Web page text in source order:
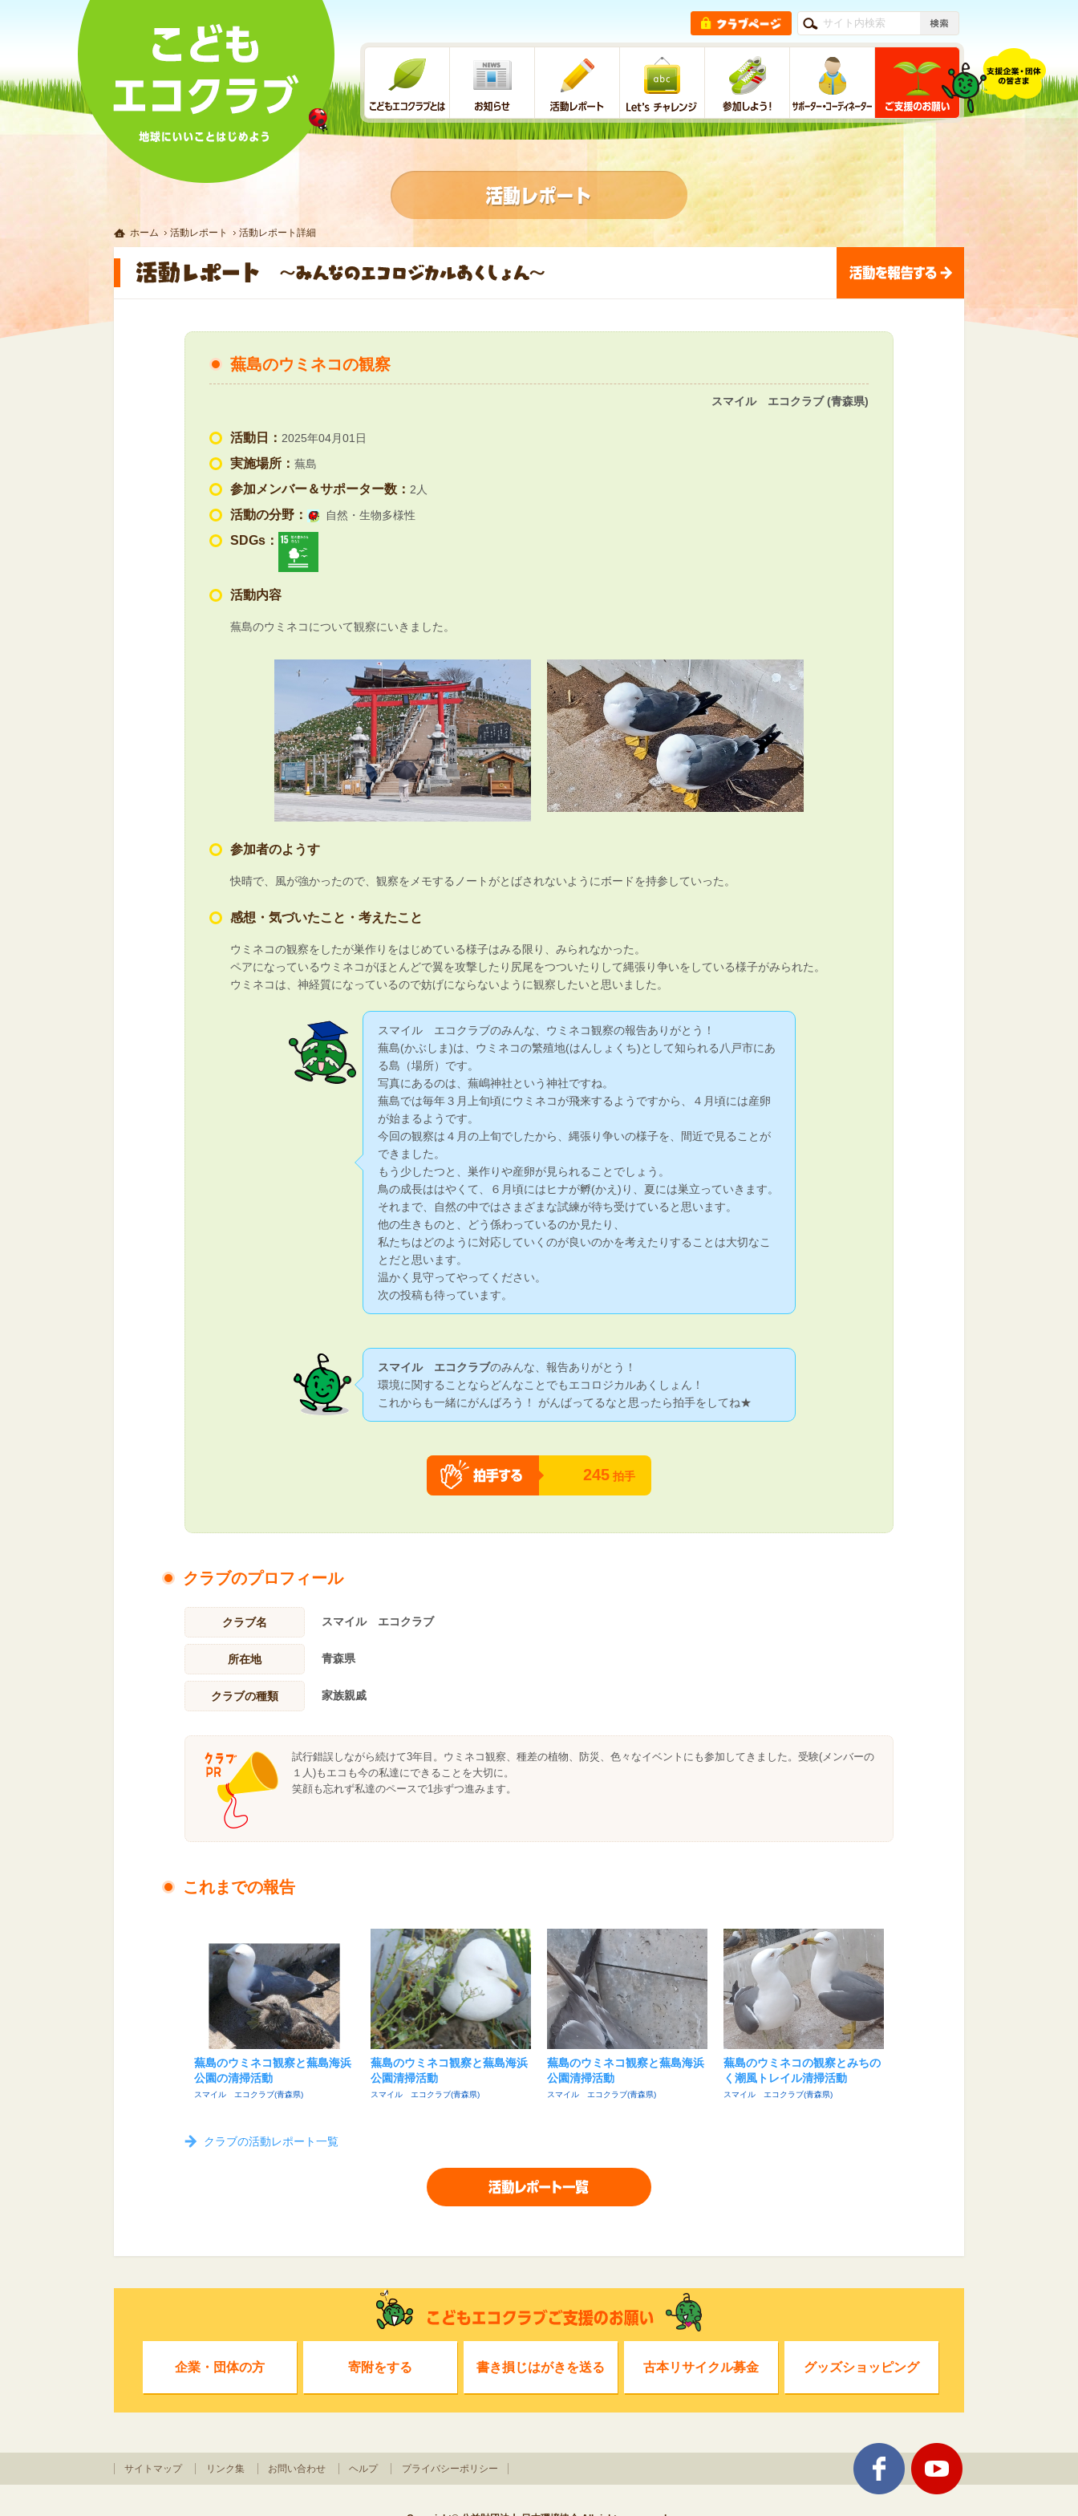
ホーム 活動レポート 活動レポート詳細
蕪島のウミネコの観察
スマイル エコクラブ (青森県)
活動日： 2025年04月01日
実施場所： 蕪島
参加メンバー＆サポーター数： 2人
活動の分野： 自然・生物多様性
SDGs：
活動内容
蕪島のウミネコについて観察にいきました。
参加者のようす
快晴で、風が強かったので、観察をメモするノートがとばされないようにボードを持参していった。
感想・気づいたこと・考えたこと
ウミネコの観察をしたが巣作りをはじめている様子はみる限り、みられなかった。
ペアになっているウミネコがほとんどで翼を攻撃したり尻尾をつついたりして縄張り争いをしている様子がみられた。
ウミネコは、神経質になっているので妨げにならないように観察したいと思いました。
スマイル エコクラブのみんな、ウミネコ観察の報告ありがとう！
蕪島(かぶしま)は、ウミネコの繁殖地(はんしょくち)として知られる八戸市にあ
る島（場所）です。
写真にあるのは、蕪嶋神社という神社ですね。
蕪島では毎年３月上旬頃にウミネコが飛来するようですから、４月頃には産卵
が始まるようです。
今回の観察は４月の上旬でしたから、縄張り争いの様子を、間近で見ることが
できました。
もう少したつと、巣作りや産卵が見られることでしょう。
鳥の成長ははやくて、６月頃にはヒナが孵(かえ)り、夏には巣立っていきます。
それまで、自然の中ではさまざまな試練が待ち受けていると思います。
他の生きものと、どう係わっているのか見たり、
私たちはどのように対応していくのが良いのかを考えたりすることは大切なこ
とだと思います。
温かく見守ってやってください。
次の投稿も待っています。
スマイル エコクラブのみんな、報告ありがとう！
環境に関することならどんなことでもエコロジカルあくしょん！
これからも一緒にがんばろう！ がんばってるなと思ったら拍手をしてね★
245 拍手
クラブのプロフィール
クラブ名 スマイル エコクラブ
所在地 青森県
クラブの種類 家族親戚
試行錯誤しながら続けて3年目。ウミネコ観察、種差の植物、防災、色々なイベントにも参加してきました。受験(メンバーの
１人)もエコも今の私達にできることを大切に。
笑顔も忘れず私達のペースで1歩ずつ進みます。
これまでの報告
蕪島のウミネコ観察と蕪島海浜
公園の清掃活動
スマイル エコクラブ(青森県)
蕪島のウミネコ観察と蕪島海浜
公園清掃活動
スマイル エコクラブ(青森県)
蕪島のウミネコ観察と蕪島海浜
公園清掃活動
スマイル エコクラブ(青森県)
蕪島のウミネコの観察とみちの
く潮風トレイル清掃活動
スマイル エコクラブ(青森県)
クラブの活動レポート一覧
企業・団体の方 寄附をする 書き損じはがきを送る 古本リサイクル募金 グッズショッピング
サイトマップ リンク集 お問い合わせ ヘルプ プライバシーポリシー